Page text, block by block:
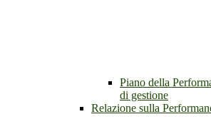
Piano della
di gestione
Relazione sulla